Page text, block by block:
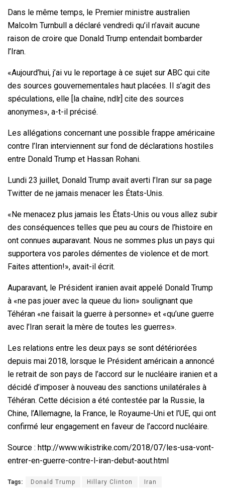
Dans le même temps, le Premier ministre australien
Malcolm Turnbull a déclaré vendredi qu’il n’avait aucune
raison de croire que Donald Trump entendait bombarder
l’Iran.
«Aujourd’hui, j’ai vu le reportage à ce sujet sur ABC qui cite
des sources gouvernementales haut placées. Il s’agit des
spéculations, elle [la chaîne, ndlr] cite des sources
anonymes», a-t-il précisé.
Les allégations concernant une possible frappe américaine
contre l’Iran interviennent sur fond de déclarations hostiles
entre Donald Trump et Hassan Rohani.
Lundi 23 juillet, Donald Trump avait averti l’Iran sur sa page
Twitter de ne jamais menacer les États-Unis.
«Ne menacez plus jamais les États-Unis ou vous allez subir
des conséquences telles que peu au cours de l’histoire en
ont connues auparavant. Nous ne sommes plus un pays qui
supportera vos paroles démentes de violence et de mort.
Faites attention!», avait-il écrit.
Auparavant, le Président iranien avait appelé Donald Trump
à «ne pas jouer avec la queue du lion» soulignant que
Téhéran «ne faisait la guerre à personne» et «qu’une guerre
avec l’Iran serait la mère de toutes les guerres».
Les relations entre les deux pays se sont détériorées
depuis mai 2018, lorsque le Président américain a annoncé
le retrait de son pays de l’accord sur le nucléaire iranien et a
décidé d’imposer à nouveau des sanctions unilatérales à
Téhéran. Cette décision a été contestée par la Russie, la
Chine, l’Allemagne, la France, le Royaume-Uni et l’UE, qui ont
confirmé leur engagement en faveur de l’accord nucléaire.
Source : http://www.wikistrike.com/2018/07/les-usa-vont-
entrer-en-guerre-contre-l-iran-debut-aout.html
Tags: Donald Trump Hillary Clinton Iran